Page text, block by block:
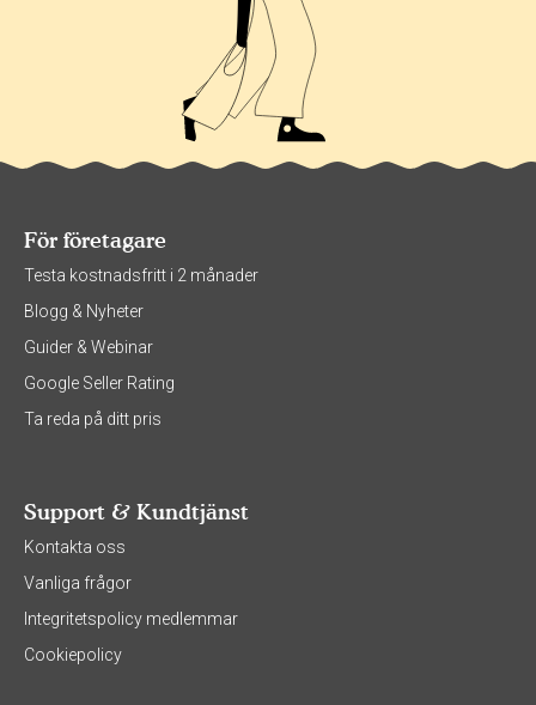
För företagare
Testa kostnadsfritt i 2 månader
Blogg & Nyheter
Guider & Webinar
Google Seller Rating
Ta reda på ditt pris
Support & Kundtjänst
Kontakta oss
Vanliga frågor
Integritetspolicy medlemmar
Cookiepolicy